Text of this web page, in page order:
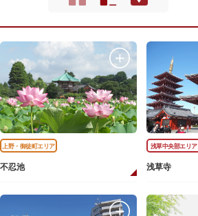
上野・御徒町エリア
不忍池
浅草中央部エリア
浅草寺